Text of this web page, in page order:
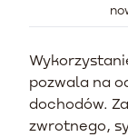
pozwala na
dochodów.
zwrotnego,